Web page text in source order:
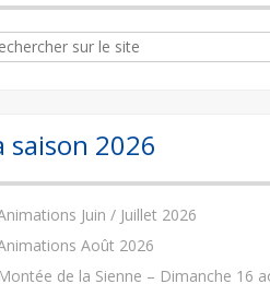
saison 2026
Juin / Juillet 2026
Août 2026
Montée de la Sienne – Dimanche 16